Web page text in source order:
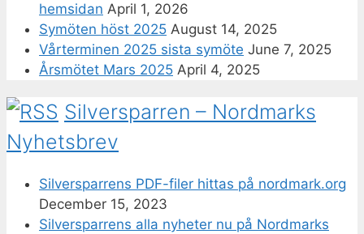
hemsidan April 1, 2026
Symöten höst 2025 August 14, 2025
Vårterminen 2025 sista symöte June 7, 2025
Årsmötet Mars 2025 April 4, 2025
Silversparren – Nordmarks
Nyhetsbrev
Silversparrens PDF-filer hittas på nordmark.org
December 15, 2023
Silversparrens alla nyheter nu på Nordmarks